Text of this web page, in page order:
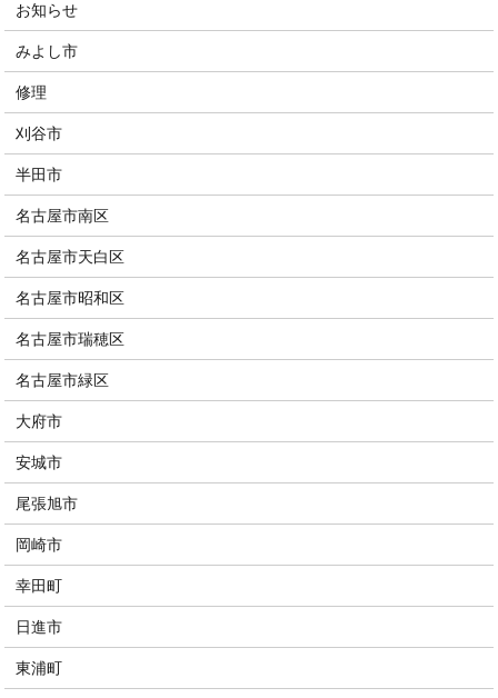
お知らせ
みよし市
修理
刈谷市
半田市
名古屋市南区
名古屋市天白区
名古屋市昭和区
名古屋市瑞穂区
名古屋市緑区
大府市
安城市
尾張旭市
岡崎市
幸田町
日進市
東浦町